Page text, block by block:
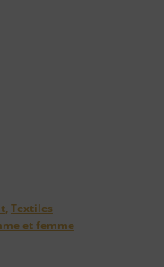
, Textiles
et femme